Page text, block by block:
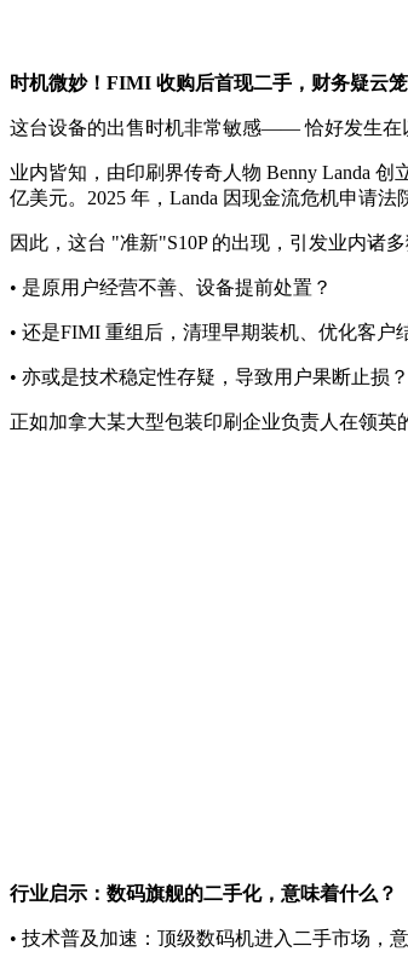
时机微妙！FIMI 收购后首现二手，财务疑云
这台设备的出售时机非常敏感—— 恰好发生在
业内皆知，由印刷界传奇人物 Benny Landa
亿美元。2025 年，Landa 因现金流危机申请
因此，这台 "准新"S10P 的出现，引发业内诸多
• 是原用户经营不善、设备提前处置？
• 还是FIMI 重组后，清理早期装机、优化客户
• 亦或是技术稳定性存疑，导致用户果断止损？
正如加拿大某大型包装印刷企业负责人在领
行业启示：数码旗舰的二手化，意味着什么？
• 技术普及加速：顶级数码机进入二手市场，